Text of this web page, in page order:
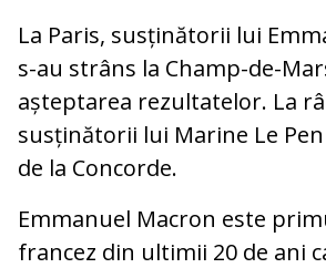
La Paris, susținătorii lui
s-au strâns la Champ-de-
așteptarea rezultatelor. La
susținătorii lui Marine Le Pen
de la Concorde.
Emmanuel Macron este
francez din ultimii 20 de ani